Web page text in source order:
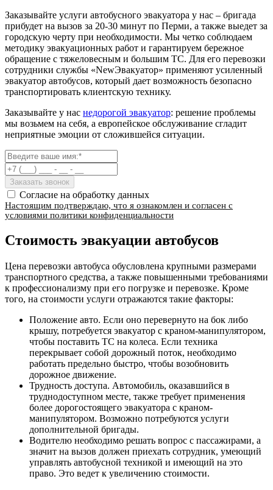
Заказывайте услуги автобусного эвакуатора у нас – бригада
прибудет на вызов за 20-30 минут по Перми, а также выедет за
городскую черту при необходимости. Мы четко соблюдаем
методику эвакуационных работ и гарантируем бережное
обращение с тяжеловесным и большим ТС. Для его перевозки
сотрудники службы «NewЭвакуатор» применяют усиленный
эвакуатор автобусов, который дает возможность безопасно
транспортировать клиентскую технику.
Заказывайте у нас недорогой эвакуатор: решение проблемы
мы возьмем на себя, а европейское обслуживание сгладит
неприятные эмоции от сложившейся ситуации.
Согласие на обработку данных
Настоящим подтверждаю, что я ознакомлен и согласен с
условиями политики конфиденциальности
Стоимость эвакуации автобусов
Цена перевозки автобуса обусловлена крупными размерами
транспортного средства, а также повышенными требованиями
к профессионализму при его погрузке и перевозке. Кроме
того, на стоимости услуги отражаются такие факторы:
Положение авто. Если оно перевернуто на бок либо
крышу, потребуется эвакуатор с краном-манипулятором,
чтобы поставить ТС на колеса. Если техника
перекрывает собой дорожный поток, необходимо
работать предельно быстро, чтобы возобновить
дорожное движение.
Трудность доступа. Автомобиль, оказавшийся в
труднодоступном месте, также требует применения
более дорогостоящего эвакуатора с краном-
манипулятором. Возможно потребуются услуги
дополнительной бригады.
Водителю необходимо решать вопрос с пассажирами, а
значит на вызов должен приехать сотрудник, умеющий
управлять автобусной техникой и имеющий на это
право. Это ведет к увеличению стоимости.